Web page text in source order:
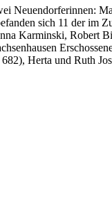
Neuendorferinnen:
sich 11 der im
Karminski, Robert
Herta und Ruth